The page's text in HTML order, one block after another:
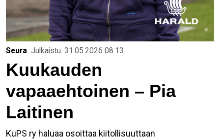
Seura Julkaistu: 31.05.2026 08.13
Kuukauden
vapaaehtoinen – Pia
Laitinen
KuPS ry haluaa osoittaa kiitollisuuttaan